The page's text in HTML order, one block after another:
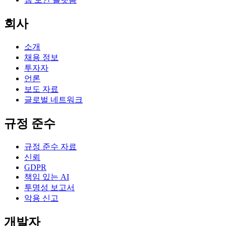
회사
소개
채용 정보
투자자
언론
보도 자료
글로벌 네트워크
규정 준수
규정 준수 자료
신뢰
GDPR
책임 있는 AI
투명성 보고서
악용 신고
개발자